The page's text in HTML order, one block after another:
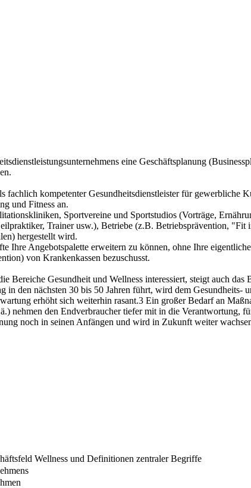
eine Geschäftsplanung
fachlich kompetenter Gesundheitsdienstleister für gewerbliche
und Fitness an.
Sportvereine und Sportstudios (Vorträge,
Trainer usw.), Betriebe (z.B. Betriebsprävention,
hergestellt wird.
Ihre Angebotspalette erweitern zu können, ohne Ihre
von Krankenkassen bezuschusst.
Gesundheit und Wellness interessiert, steigt auch
den nächsten 30 bis 50 Jahren führt, wird dem Gesundheits-
erhöht sich weiterhin rasant.3 Ein großer Bedarf an
nehmen den Endverbraucher tiefer mit in die Verantwortung,
noch in seinen Anfängen und wird in Zukunft weiter
Wellness und Definitionen zentraler Begriffe